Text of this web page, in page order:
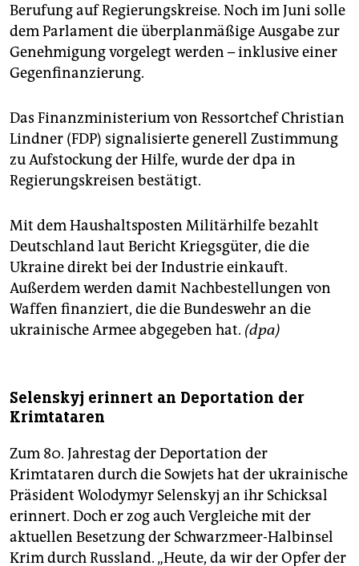
Berufung auf Regierungskreise. Noch im Juni solle
dem Parlament die überplanmäßige Ausgabe zur
Genehmigung vorgelegt werden – inklusive einer
Gegenfinanzierung.
Das Finanzministerium von Ressortchef Christian
Lindner (FDP) signalisierte generell Zustimmung
zu Aufstockung der Hilfe, wurde der dpa in
Regierungskreisen bestätigt.
Mit dem Haushaltsposten Militärhilfe bezahlt
Deutschland laut Bericht Kriegsgüter, die die
Ukraine direkt bei der Industrie einkauft.
Außerdem werden damit Nachbestellungen von
Waffen finanziert, die die Bundeswehr an die
ukrainische Armee abgegeben hat. (dpa)
Selenskyj erinnert an Deportation der
Krimtataren
Zum 80. Jahrestag der Deportation der
Krimtataren durch die Sowjets hat der ukrainische
Präsident Wolodymyr Selenskyj an ihr Schicksal
erinnert. Doch er zog auch Vergleiche mit der
aktuellen Besetzung der Schwarzmeer-Halbinsel
Krim durch Russland. „Heute, da wir der Opfer der